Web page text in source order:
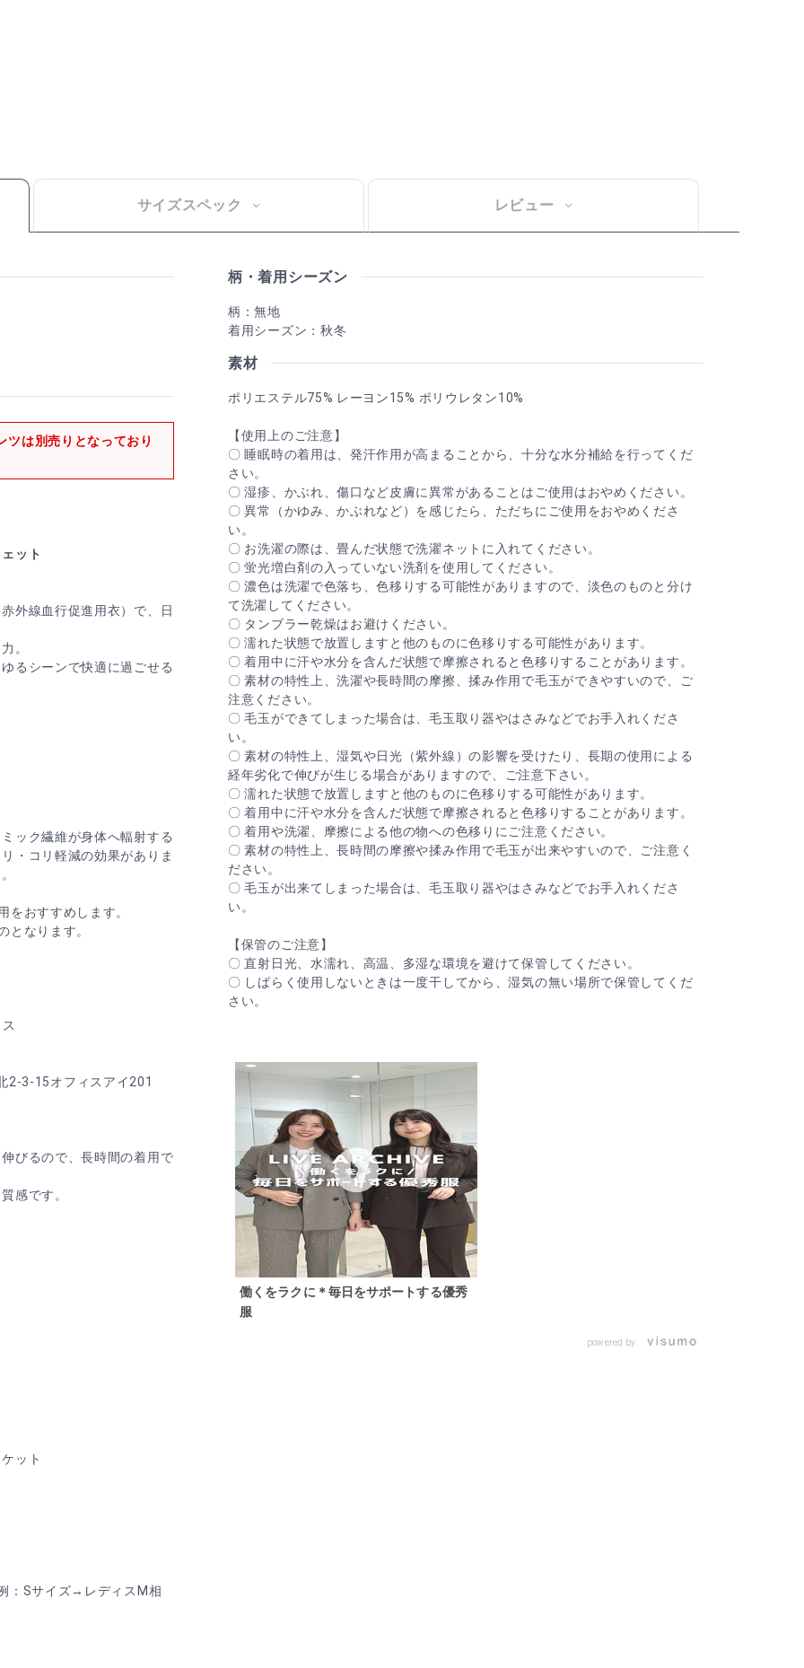
サイズスペック レビュー
は別売りとなっており
ット
外線血行促進用衣）で、日
。
るシーンで快適に過ごせる
ック繊維が身体へ輻射する
・コリ軽減の効果がありま
をおすすめします。
となります。
オフィスアイ201
びるので、長時間の着用で
感です。
ット
：Sサイズ→レディスM相
柄・着用シーズン
柄：無地
着用シーズン：秋冬
素材
ポリエステル75% レーヨン15% ポリウレタン10%
【使用上のご注意】
〇 睡眠時の着用は、発汗作用が高まることから、十分な水分補給を行ってくだ
さい。
〇 湿疹、かぶれ、傷口など皮膚に異常があることはご使用はおやめください。
〇 異常（かゆみ、かぶれなど）を感じたら、ただちにご使用をおやめくださ
い。
〇 お洗濯の際は、畳んだ状態で洗濯ネットに入れてください。
〇 蛍光増白剤の入っていない洗剤を使用してください。
〇 濃色は洗濯で色落ち、色移りする可能性がありますので、淡色のものと分け
て洗濯してください。
〇 タンブラー乾燥はお避けください。
〇 濡れた状態で放置しますと他のものに色移りする可能性があります。
〇 着用中に汗や水分を含んだ状態で摩擦されると色移りすることがあります。
〇 素材の特性上、洗濯や長時間の摩擦、揉み作用で毛玉ができやすいので、ご
注意ください。
〇 毛玉ができてしまった場合は、毛玉取り器やはさみなどでお手入れくださ
い。
〇 素材の特性上、湿気や日光（紫外線）の影響を受けたり、長期の使用による
経年劣化で伸びが生じる場合がありますので、ご注意下さい。
〇 濡れた状態で放置しますと他のものに色移りする可能性があります。
〇 着用中に汗や水分を含んだ状態で摩擦されると色移りすることがあります。
〇 着用や洗濯、摩擦による他の物への色移りにご注意ください。
〇 素材の特性上、長時間の摩擦や揉み作用で毛玉が出来やすいので、ご注意く
ださい。
〇 毛玉が出来てしまった場合は、毛玉取り器やはさみなどでお手入れくださ
い。
【保管のご注意】
〇 直射日光、水濡れ、高温、多湿な環境を避けて保管してください。
〇 しばらく使用しないときは一度干してから、湿気の無い場所で保管してくだ
さい。
働くをラクに＊毎日をサポートする優秀
服
powered by